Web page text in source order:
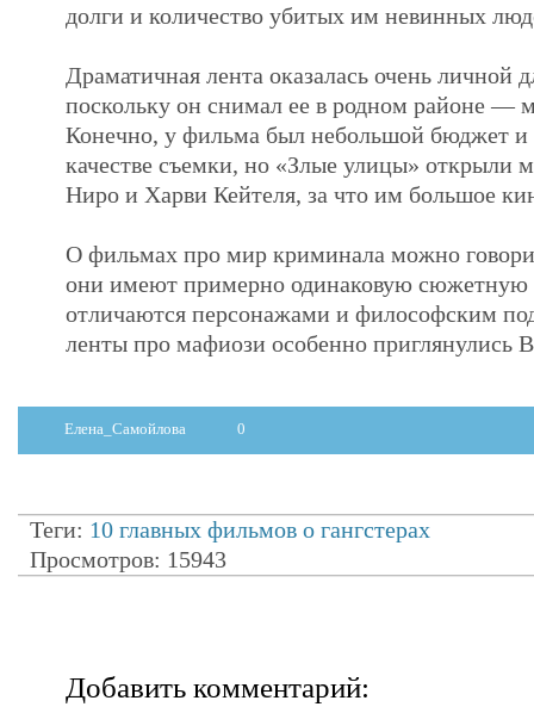
долги и количество убитых им невинных
Драматичная лента оказалась очень личной
поскольку он снимал ее в родном районе —
Конечно, у фильма был небольшой бюджет и
качестве съемки, но «Злые улицы» открыли
Ниро и Харви Кейтеля, за что им большое
О фильмах про мир криминала можно
они имеют примерно одинаковую сюжетную
отличаются персонажами и философским
ленты про мафиози особенно приглянулись
Елена_Самойлова 0
Теги: 10 главных фильмов о гангстерах
Просмотров: 15943
Добавить комментарий: